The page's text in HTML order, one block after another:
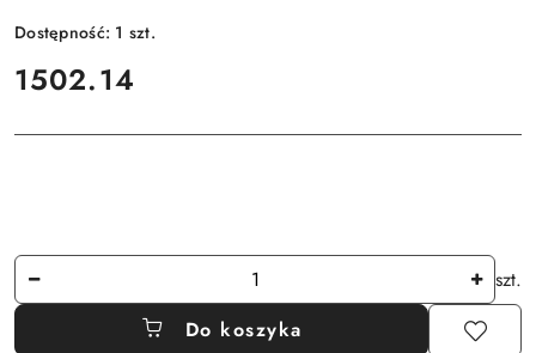
Dostępność: 1 szt.
cena:
1502.14
Ilość
szt.
Do koszyka